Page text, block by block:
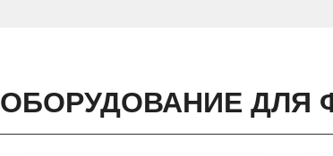
ОБОРУДОВАНИЕ ДЛЯ